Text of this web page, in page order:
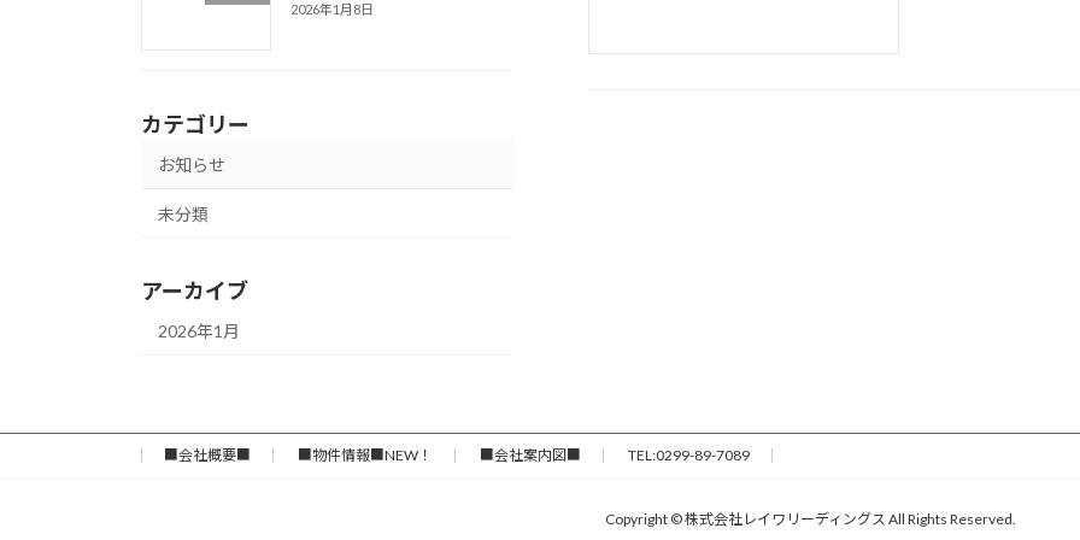
2026年1月8日
カテゴリー
お知らせ
未分類
アーカイブ
2026年1月
■会社概要■ ■物件情報■NEW！ ■会社案内図■ TEL:0299-89-7089
Copyright © 株式会社レイワリーディングス All Rights Reserved.